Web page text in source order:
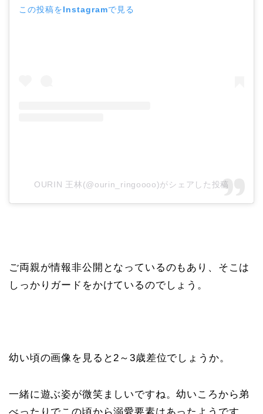
この投稿をInstagramで見る
OURIN 王林(@ourin_ringoooo)がシェアした投稿
ご両親が情報非公開となっているのもあり、そこは
しっかりガードをかけているのでしょう。
幼い頃の画像を見ると2～3歳差位でしょうか。
一緒に遊ぶ姿が微笑ましいですね。幼いころから弟
べったりでこの頃から溺愛要素はあったようです